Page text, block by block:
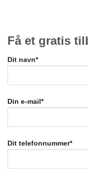
Få et gratis
Dit navn*
Din e-mail*
Dit telefonnummer*